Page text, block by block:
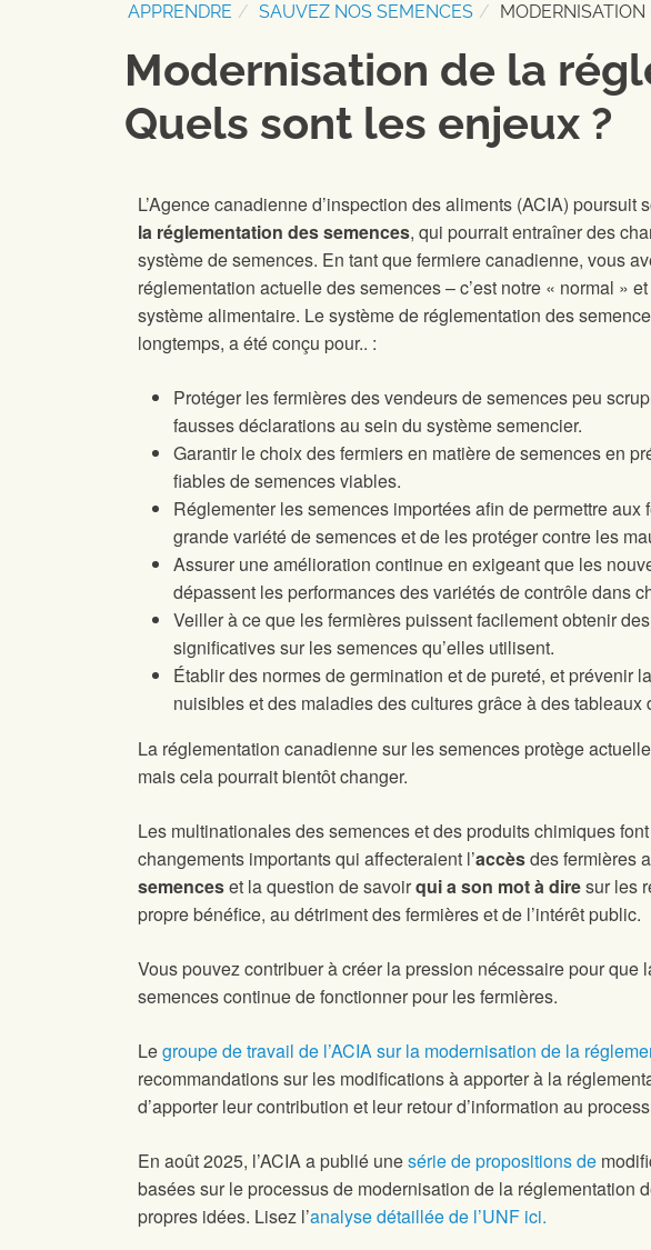
APPRENDRE SAUVEZ NOS SEMENCES
Modernisation de la
Quels sont les enjeux ?
L’Agence canadienne d’inspection des aliments (ACIA) poursuit
la réglementation des semences, qui pourrait entraîner des
système de semences. En tant que fermiere canadienne, vous
réglementation actuelle des semences – c’est notre « normal »
système alimentaire. Le système de réglementation des
longtemps, a été conçu pour.. :
Protéger les fermières des vendeurs de semences peu
fausses déclarations au sein du système semencier.
Garantir le choix des fermiers en matière de semences en
fiables de semences viables.
Réglementer les semences importées afin de permettre aux
grande variété de semences et de les protéger contre les
Assurer une amélioration continue en exigeant que les
dépassent les performances des variétés de contrôle dans
Veiller à ce que les fermières puissent facilement obtenir
significatives sur les semences qu’elles utilisent.
Établir des normes de germination et de pureté, et prévenir
nuisibles et des maladies des cultures grâce à des
La réglementation canadienne sur les semences protège
mais cela pourrait bientôt changer.
Les multinationales des semences et des produits chimiques
changements importants qui affecteraient l’accèsdes fermières
semenceset la question de savoirqui a son mot à diresur les
propre bénéfice, au détriment des fermières et de l’intérêt public.
Vous pouvez contribuer à créer la pression nécessaire pour
semences continue de fonctionner pour les fermières.
Legroupe de travail de l’ACIA sur la modernisation de la
recommandations sur les modifications à apporter à la
d’apporter leur contribution et leur retour d’information au
En août 2025, l’ACIA a publié unesérie de propositions de
basées sur le processus de modernisation de la réglementation
propres idées. Lisez l’analyse détaillée de l’UNF ici.